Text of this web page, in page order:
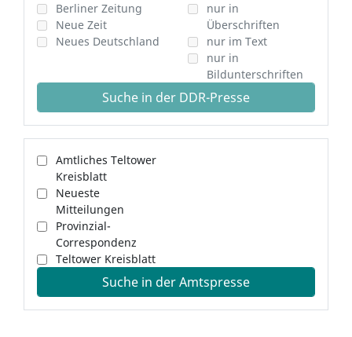
Berliner Zeitung
Neue Zeit
Neues Deutschland
nur in
Überschriften
nur im Text
nur in
Bildunterschriften
Suche in der DDR-Presse
Amtliches Teltower
Kreisblatt
Neueste
Mitteilungen
Provinzial-
Correspondenz
Teltower Kreisblatt
Suche in der Amtspresse